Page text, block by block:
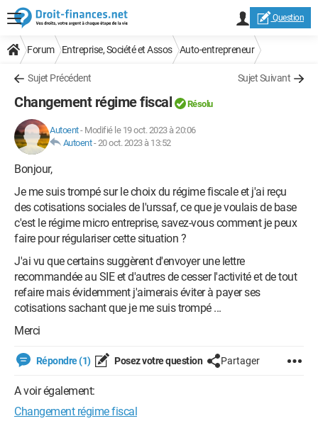
Question
Forum Entreprise, Société et Assos Auto-entrepreneur
Sujet Précédent Sujet Suivant
Changement régime fiscal Résolu
Autoent- Modifié le 19 oct. 2023 à 20:06
Autoent-20 oct. 2023 à 13:52
Bonjour,
Je me suis trompé sur le choix du régime fiscale et j'ai reçu
des cotisations sociales de l'urssaf, ce que je voulais de base
c'est le régime micro entreprise, savez-vous comment je peux
faire pour régulariser cette situation ?
J'ai vu que certains suggèrent d'envoyer une lettre
recommandée au SIE et d'autres de cesser l'activité et de tout
refaire mais évidemment j'aimerais éviter à payer ses
cotisations sachant que je me suis trompé ...
Merci
Répondre (1) Posez votre question Partager
A voir également:
Changement régime fiscal